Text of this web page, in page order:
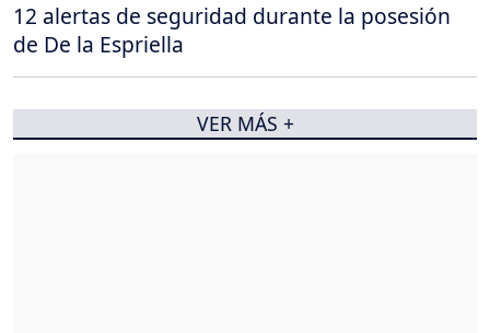
12 alertas de seguridad durante la posesión
de De la Espriella
VER MÁS +